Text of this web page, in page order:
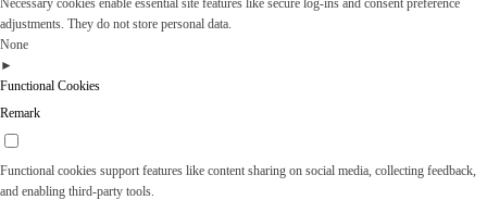
adjustments. They do not store personal data.
None
►
Functional Cookies
Remark
Functional cookies support features like content sharing on social media, collecting feedback,
and enabling third-party tools.